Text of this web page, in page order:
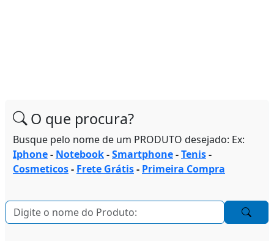
O que procura?
Busque pelo nome de um PRODUTO desejado: Ex:
Iphone- Notebook-Smartphone-Tenis-
Cosmeticos- Frete Grátis- Primeira Compra